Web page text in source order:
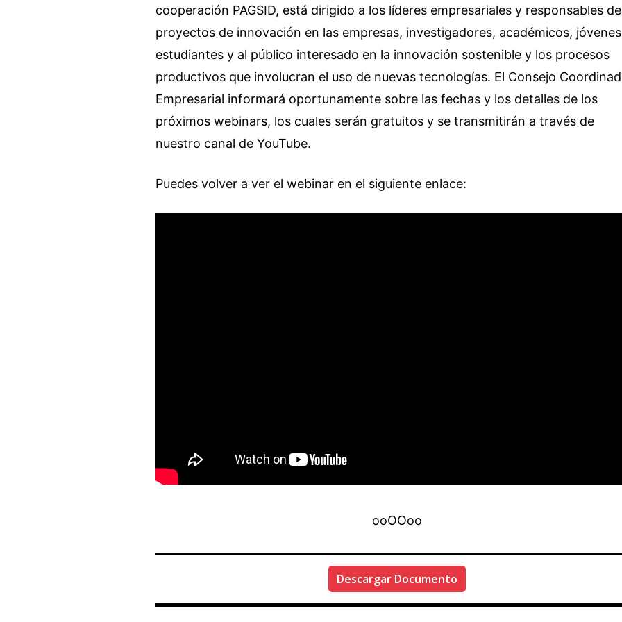
cooperación PAGSID, está dirigido a los líderes empresariales y responsables de
proyectos de innovación en las empresas, investigadores, académicos, jóvenes
estudiantes y al público interesado en la innovación sostenible y los procesos
productivos que involucran el uso de nuevas tecnologías. El Consejo
Empresarial informará oportunamente sobre las fechas y los detalles de los
próximos webinars, los cuales serán gratuitos y se transmitirán a través de
nuestro canal de YouTube.
Puedes volver a ver el webinar en el siguiente enlace:
ooOOoo
Descargar Documento